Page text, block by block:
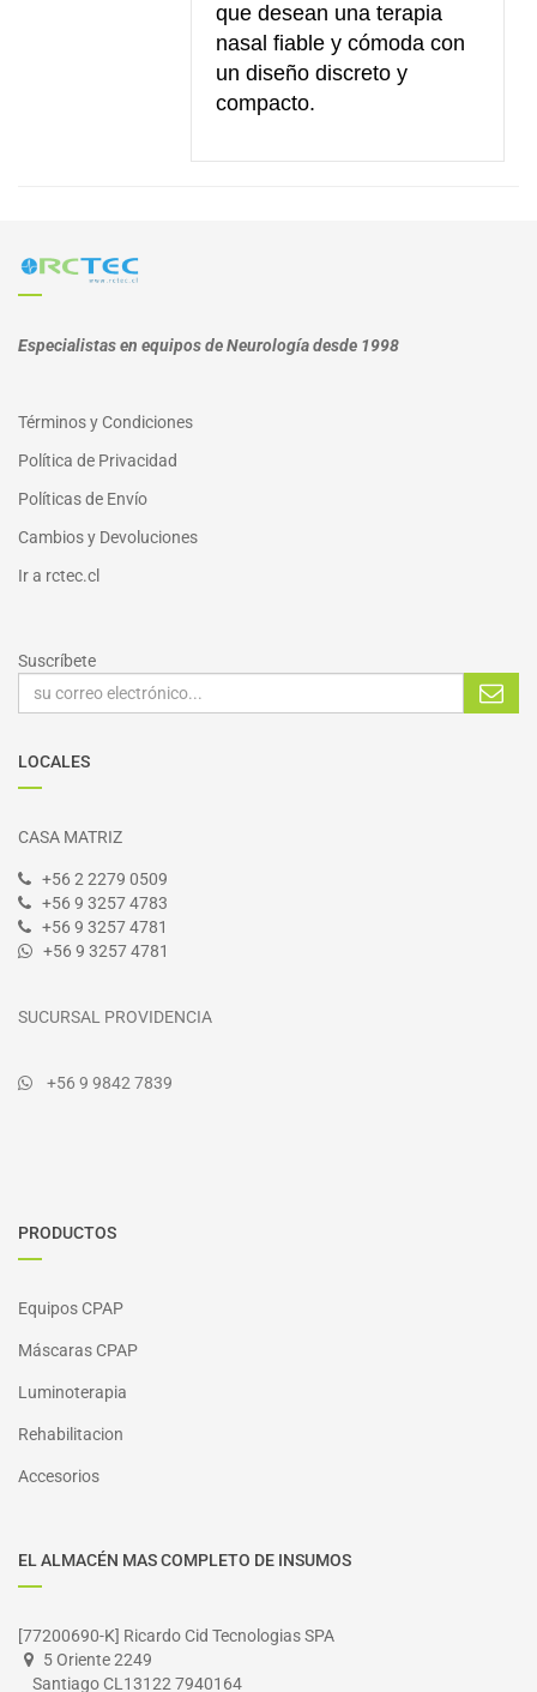
que desean una terapia
nasal fiable y cómoda con
un diseño discreto y
compacto.
Especialistas en equipos de Neurología desde 1998
Términos y Condiciones
Política de Privacidad
Políticas de Envío
Cambios y Devoluciones
Ir a rctec.cl
Suscríbete
LOCALES
CASA MATRIZ
+56 2 2279 0509
+56 9 3257 4783
+56 9 3257 4781
+56 9 3257 4781
SUCURSAL PROVIDENCIA
+56 9 9842 7839
PRODUCTOS
Equipos CPAP
Máscaras CPAP
Luminoterapia
Rehabilitacion
Accesorios
EL ALMACÉN MAS COMPLETO DE INSUMOS
[77200690-K] Ricardo Cid Tecnologias SPA
5 Oriente 2249
Santiago CL13122 7940164